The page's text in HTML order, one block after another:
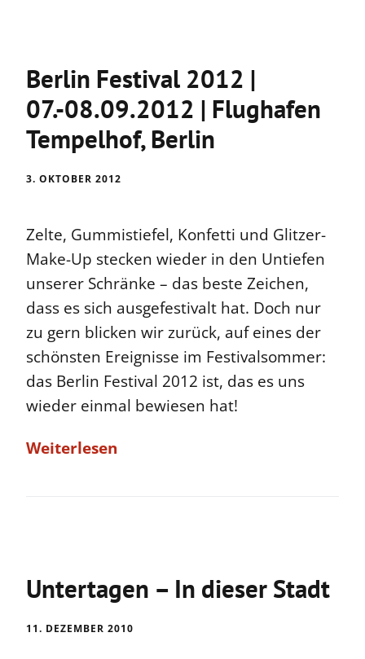
Berlin Festival 2012 |
07.-08.09.2012 | Flughafen
Tempelhof, Berlin
3. OKTOBER 2012
Zelte, Gummistiefel, Konfetti und Glitzer-
Make-Up stecken wieder in den Untiefen
unserer Schränke – das beste Zeichen,
dass es sich ausgefestivalt hat. Doch nur
zu gern blicken wir zurück, auf eines der
schönsten Ereignisse im Festivalsommer:
das Berlin Festival 2012 ist, das es uns
wieder einmal bewiesen hat!
Weiterlesen
Untertagen – In dieser Stadt
11. DEZEMBER 2010